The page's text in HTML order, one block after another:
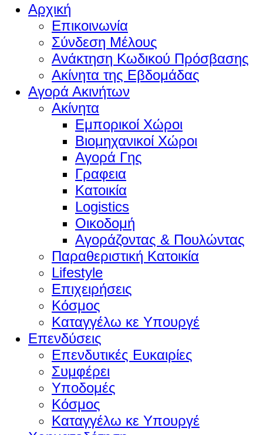
Αρχική
Επικοινωνία
Σύνδεση Μέλους
Ανάκτηση Κωδικού Πρόσβασης
Ακίνητα της Εβδομάδας
Αγορά Ακινήτων
Ακίνητα
Εμπορικοί Χώροι
Βιομηχανικοί Χώροι
Αγορά Γης
Γραφεια
Κατοικία
Logistics
Οικοδομή
Αγοράζοντας & Πουλώντας
Παραθεριστική Κατοικία
Lifestyle
Επιχειρήσεις
Κόσμος
Καταγγέλω κε Υπουργέ
Επενδύσεις
Επενδυτικές Ευκαιρίες
Συμφέρει
Υποδομές
Κόσμος
Καταγγέλω κε Υπουργέ